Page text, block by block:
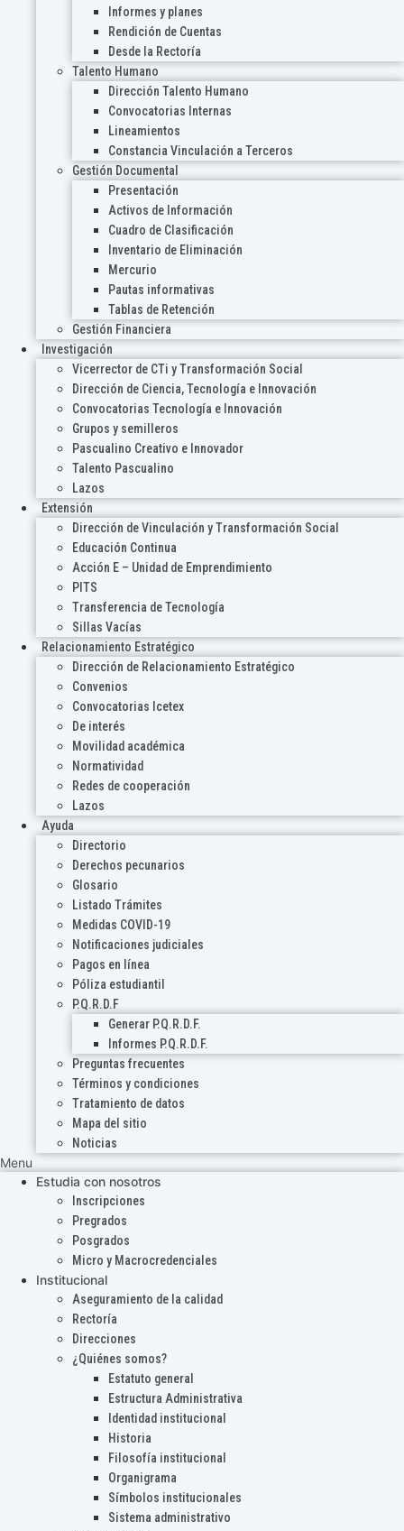
Informes y planes
Rendición de Cuentas
Desde la Rectoría
Talento Humano
Dirección Talento Humano
Convocatorias Internas
Lineamientos
Constancia Vinculación a Terceros
Gestión Documental
Presentación
Activos de Información
Cuadro de Clasificación
Inventario de Eliminación
Mercurio
Pautas informativas
Tablas de Retención
Gestión Financiera
Investigación
Vicerrector de CTi y Transformación Social
Dirección de Ciencia, Tecnología e Innovación
Convocatorias Tecnología e Innovación
Grupos y semilleros
Pascualino Creativo e Innovador
Talento Pascualino
Lazos
Extensión
Dirección de Vinculación y Transformación Social
Educación Continua
Acción E – Unidad de Emprendimiento
PITS
Transferencia de Tecnología
Sillas Vacías
Relacionamiento Estratégico
Dirección de Relacionamiento Estratégico
Convenios
Convocatorias Icetex
De interés
Movilidad académica
Normatividad
Redes de cooperación
Lazos
Ayuda
Directorio
Derechos pecunarios
Glosario
Listado Trámites
Medidas COVID-19
Notificaciones judiciales
Pagos en línea
Póliza estudiantil
P.Q.R.D.F
Generar P.Q.R.D.F.
Informes P.Q.R.D.F.
Preguntas frecuentes
Términos y condiciones
Tratamiento de datos
Mapa del sitio
Noticias
Menu
Estudia con nosotros
Inscripciones
Pregrados
Posgrados
Micro y Macrocredenciales
Institucional
Aseguramiento de la calidad
Rectoría
Direcciones
¿Quiénes somos?
Estatuto general
Estructura Administrativa
Identidad institucional
Historia
Filosofía institucional
Organigrama
Símbolos institucionales
Sistema administrativo